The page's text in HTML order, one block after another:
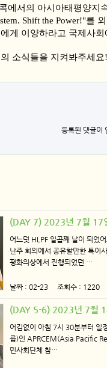
에서의 아시아태평양지
Shift the Power!"를
게 이양하라고 국제사
소식들을 지켜봐주세요!
등록된 댓글이
(DAY 7) 2023년 7월 17
어느덧 HLPF 일곱째 날이 되었
난주 회의에서 공유할만한 특이
평화의상에서 진행되었던 …
날짜 : 02-23 조회수 : 1220
(DAY 5-6) 2023년 7월
어김없이 아침 7시 30분부터 일
룹)인 APRCEM(Asia Pacific
민사회단체 참…